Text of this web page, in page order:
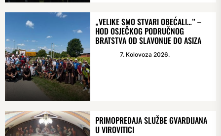
„VELIKE SMO STVARI OBEĆALI…” –
HOD OSJEČKOG PODRUČNOG
BRATSTVA OD SLAVONIJE DO ASIZA
7. Kolovoza 2026.
PRIMOPREDAJA SLUŽBE GVARDIJANA
U VIROVITICI